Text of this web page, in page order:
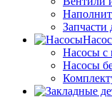
Запчасти
Насосы с
Насосы